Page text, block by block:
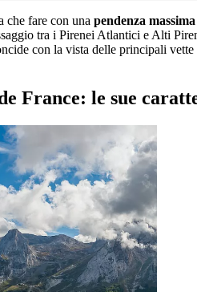
che fare con una pendenza
tra i Pirenei Atlantici e Alti
con la vista delle principali vette
France: le sue